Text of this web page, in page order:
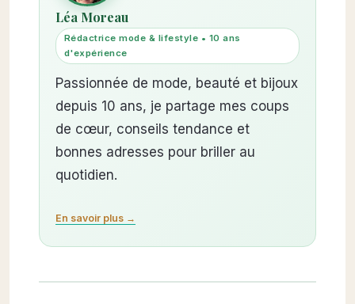
Léa Moreau
Rédactrice mode & lifestyle • 10 ans
d'expérience
Passionnée de mode, beauté et bijoux
depuis 10 ans, je partage mes coups
de cœur, conseils tendance et
bonnes adresses pour briller au
quotidien.
En savoir plus →